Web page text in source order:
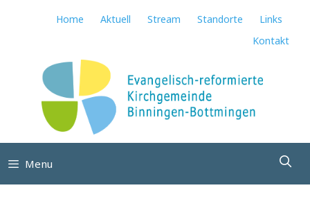
Home Aktuell Stream Standorte
Links
Kontakt
Menu